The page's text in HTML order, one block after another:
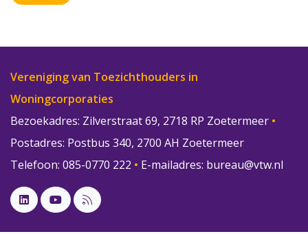
Vereniging van Toezichthouders in
Woningcorporaties
Bezoekadres: Zilverstraat 69, 2718 RP Zoetermeer •
Postadres: Postbus 340, 2700 AH Zoetermeer
Telefoon: 085-0770 222 • E-mailadres: bureau@vtw.nl